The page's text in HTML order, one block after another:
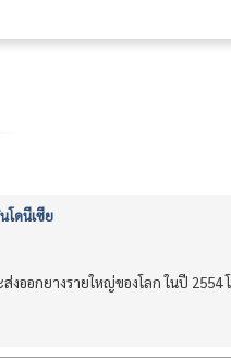
โดนีเซีย
ออกยางรายใหญ่ของโลก ในปี 2554